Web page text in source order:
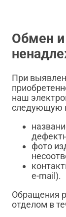
Обмен и
При
наш
следующую
фото
e-mail).
Обращения
отделом в